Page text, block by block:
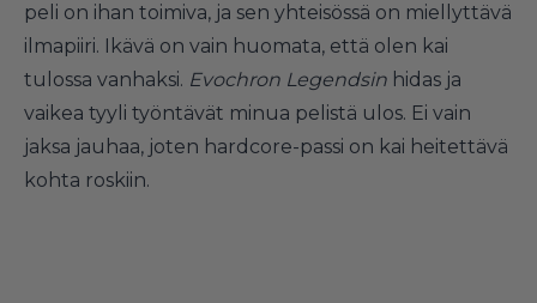
peli on ihan toimiva, ja sen yhteisössä on miellyttävä
ilmapiiri. Ikävä on vain huomata, että olen kai
tulossa vanhaksi. Evochron Legendsin hidas ja
vaikea tyyli työntävät minua pelistä ulos. Ei vain
jaksa jauhaa, joten hardcore-passi on kai heitettävä
kohta roskiin.